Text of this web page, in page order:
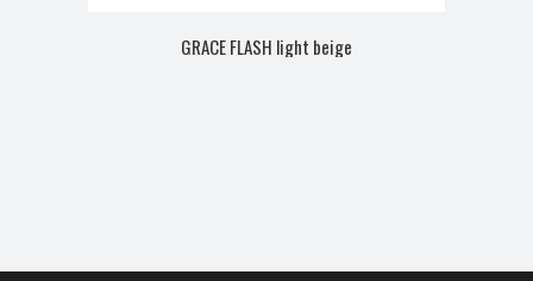
GRACE FLASH light beige